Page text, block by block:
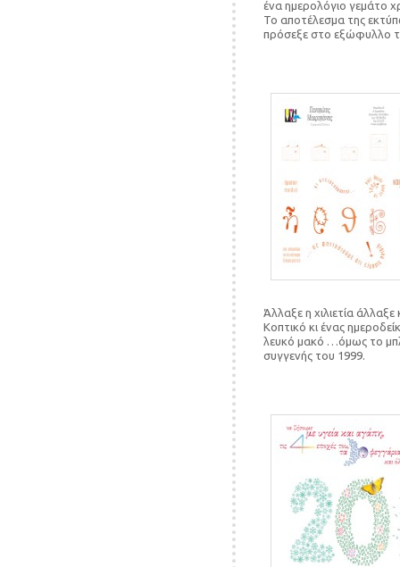
ένα ημερολόγιο γεμάτο
Το αποτέλεσμα της
πρόσεξε στο εξώφυλλο
Άλλαξε η χιλιετία
Κοπτικό κι ένας
λευκό μακό …όμως το
συγγενής του 1999.